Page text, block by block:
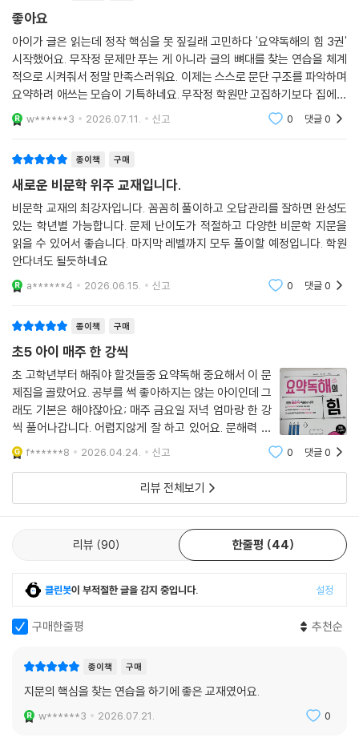
좋아요
아이가 글은 읽는데 정작 핵심을 못 짚길래 고민하다 '요약독해의 힘 3권'
시작했어요. 무작정 문제만 푸는 게 아니라 글의 뼈대를 찾는 연습을 체계
적으로 시켜줘서 정말 만족스러워요. 이제는 스스로 문단 구조를 파악하며
요약하려 애쓰는 모습이 기특하네요. 무작정 학원만 고집하기보다 집에서
이런 교재로 논리적인 독해 습관 잡아주니 독해 실력이 눈에 띄게 탄탄해
졌어요. 기초
w******3 2026.07.11. 신고 0 댓글0
종이책 구매
새로운 비문학 위주 교재입니다.
비문학 교재의 최강자입니다. 꼼꼼히 풀이하고 오답관리를 잘하면 완성도
있는 학년별 가능합니다. 문제 난이도가 적절하고 다양한 비문학 지문을
읽을 수 있어서 좋습니다. 마지막 레벨까지 모두 풀이할 예정입니다. 학원
안다녀도 될듯하네요
a******4 2026.06.15. 신고 0 댓글0
종이책 구매
초5 아이 매주 한 강씩
초 고학년부터 해줘야 할것들중 요약독해 중요해서 이 문
제집을 골랐어요. 공부를 썩 좋아하지는 않는 아이인데 그
래도 기본은 해야잖아요; 매주 금요일 저녁 엄마랑 한 강
씩 풀어나갑니다. 어렵지않게 잘 하고 있어요. 문해력 레
벨업되는 힘 시리즈 문제집 다 좋아서 순차적으로 풀어보
게 하려구요
f******8 2026.04.24. 신고 0 댓글0
리뷰 전체보기
리뷰 90 한줄평 44
클린봇이 부적절한 글을 감지 중입니다. 설정
구매한줄평 추천순
종이책 구매
지문의 핵심을 찾는 연습을 하기에 좋은 교재였어요.
w******3 2026.07.21. 0